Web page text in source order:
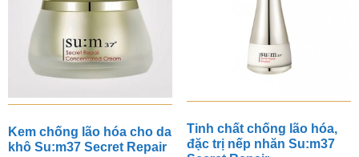
Kem chống lão hóa cho da
khô Su:m37 Secret Repair
Tinh chất chống lão hóa,
đặc trị nếp nhăn Su:m37